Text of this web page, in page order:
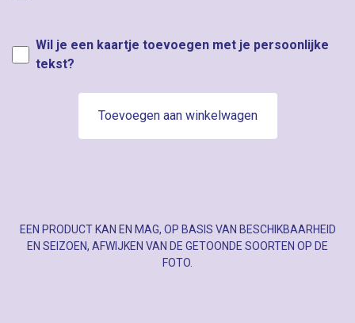
Wil je een kaartje toevoegen met je persoonlijke
tekst?
Toevoegen aan winkelwagen
EEN PRODUCT KAN EN MAG, OP BASIS VAN BESCHIKBAARHEID
EN SEIZOEN, AFWIJKEN VAN DE GETOONDE SOORTEN OP DE
FOTO.